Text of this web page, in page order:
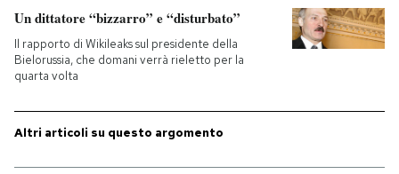
Un dittatore “bizzarro” e “disturbato”
Il rapporto di Wikileaks sul presidente della
Bielorussia, che domani verrà rieletto per la
quarta volta
Altri articoli su questo argomento